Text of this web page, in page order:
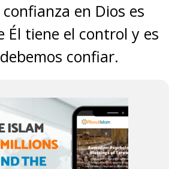
en Dios es
Él tiene el control y es
confiar.